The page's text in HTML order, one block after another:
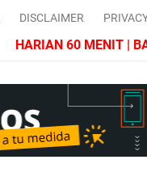
DISCLAIMER
HARIAN 60 MENIT |